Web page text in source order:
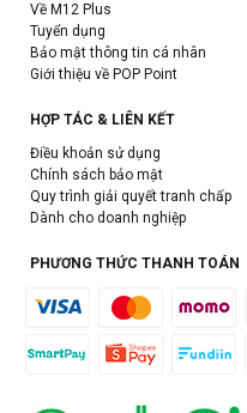
Về M12 Plus
Tuyển dụng
Bảo mật thông tin cá nhân
Giới thiệu về POP Point
HỢP TÁC & LIÊN KẾT
Điều khoản sử dụng
Chính sách bảo mật
Quy trình giải quyết tranh chấp
Dành cho doanh nghiệp
PHƯƠNG THỨC THANH TOÁN